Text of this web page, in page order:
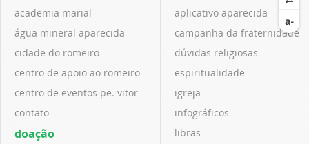
academia marial
água mineral aparecida
cidade do romeiro
centro de apoio ao romeiro
centro de eventos pe. vitor
contato
doação
aplicativo aparecida
campanha da fraternidade
dúvidas religiosas
espiritualidade
igreja
infográficos
libras